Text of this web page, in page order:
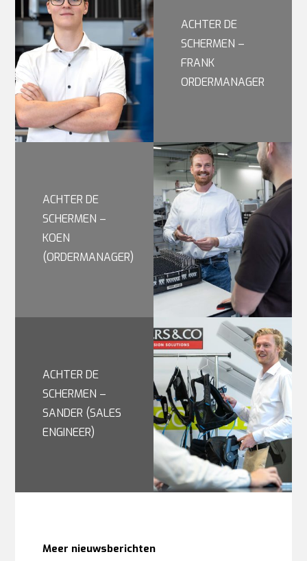
ACHTER DE
SCHERMEN –
FRANK
ORDERMANAGER
ACHTER DE
SCHERMEN –
KOEN
(ORDERMANAGER)
ACHTER DE
SCHERMEN –
SANDER (SALES
ENGINEER)
Meer nieuwsberichten